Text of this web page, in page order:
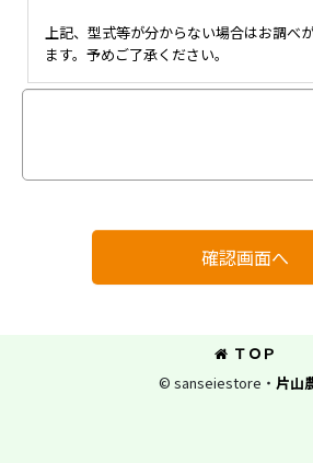
上記、型式等が分からない場合はお調べ
ます。予めご了承ください。
確認画面へ
ＴＯＰ
© sanseiestore・ 片山